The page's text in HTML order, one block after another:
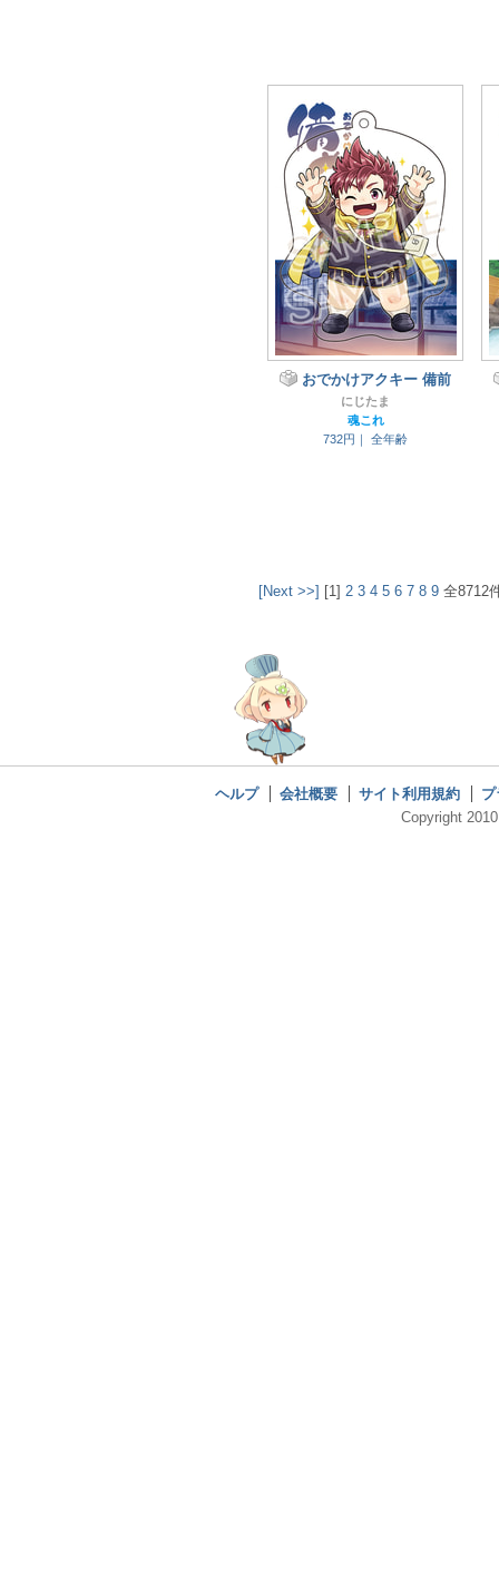
おでかけアクキー 備前
にじたま
魂これ
732円｜
全年齢
[Next >>] [1] 2 3 4 5 6 7 8 9 全8712
ヘルプ 会社概要 サイト利用規約
Copyright